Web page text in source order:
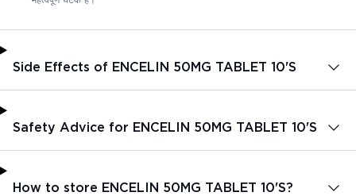
Side Effects of ENCELIN 50MG TABLET 10'S
Safety Advice for ENCELIN 50MG TABLET 10'S
How to store ENCELIN 50MG TABLET 10'S?